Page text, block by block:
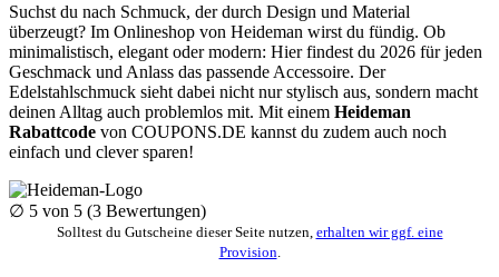
Suchst du nach Schmuck, der durch Design und Material
überzeugt? Im Onlineshop von Heideman wirst du fündig. Ob
minimalistisch, elegant oder modern: Hier findest du 2026 für jeden
Geschmack und Anlass das passende Accessoire. Der
Edelstahlschmuck sieht dabei nicht nur stylisch aus, sondern macht
deinen Alltag auch problemlos mit. Mit einem Heideman
Rabattcode von COUPONS.DE kannst du zudem auch noch
einfach und clever sparen!
∅ 5 von 5 (3 Bewertungen)
Solltest du Gutscheine dieser Seite nutzen, erhalten wir ggf. eine
Provision